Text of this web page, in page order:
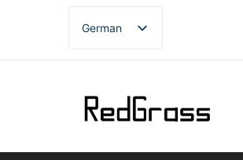
German
English
Spanish